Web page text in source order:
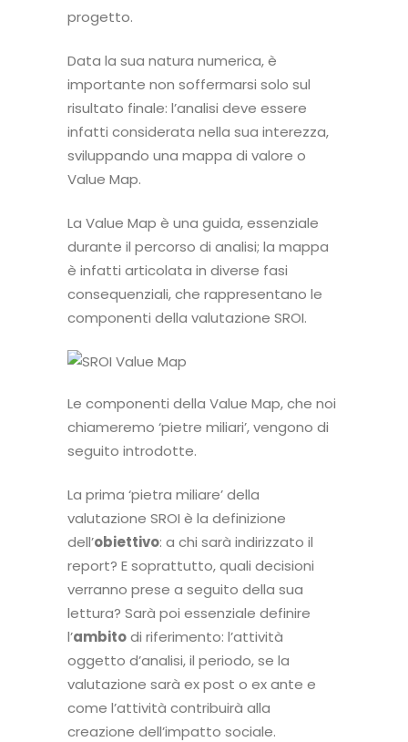
progetto.
Data la sua natura numerica, è
importante non soffermarsi solo sul
risultato finale: l’analisi deve essere
infatti considerata nella sua interezza,
sviluppando una mappa di valore o
Value Map.
La Value Map è una guida, essenziale
durante il percorso di analisi; la mappa
è infatti articolata in diverse fasi
consequenziali, che rappresentano le
componenti della valutazione SROI.
Le componenti della Value Map, che noi
chiameremo ‘pietre miliari’, vengono di
seguito introdotte.
La prima ‘pietra miliare’ della
valutazione SROI è la definizione
dell’obiettivo: a chi sarà indirizzato il
report? E soprattutto, quali decisioni
verranno prese a seguito della sua
lettura? Sarà poi essenziale definire
l’ambitodi riferimento: l’attività
oggetto d’analisi, il periodo, se la
valutazione sarà ex post o ex ante e
come l’attività contribuirà alla
creazione dell’impatto sociale.